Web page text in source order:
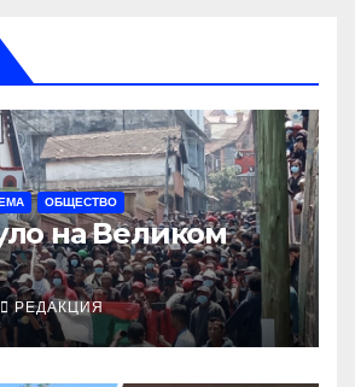
ОБЩЕСТВО
на Великом
РЕДАКЦИЯ